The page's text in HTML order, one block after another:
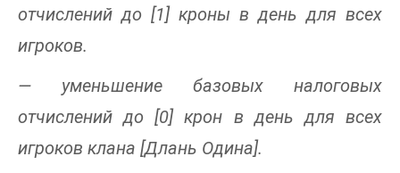
отчислений до [1] кроны в день для всех
игроков.
— уменьшение базовых налоговых
отчислений до [0] крон в день для всех
игроков клана [Длань Одина].